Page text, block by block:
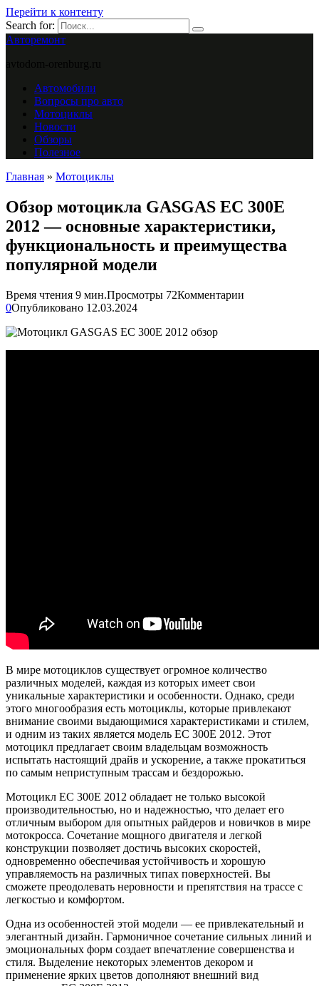
Перейти к контенту
Search for:
Авторемонт
Автомобили
Вопросы про авто
Мотоциклы
Новости
Обзоры
Полезное
Главная » Мотоциклы
Обзор мотоцикла GASGAS EC 300E
2012 — основные характеристики,
функциональность и преимущества
популярной модели
Время чтения 9 мин.Просмотры 72Комментарии
0Опубликовано 12.03.2024
В мире мотоциклов существует огромное количество
различных моделей, каждая из которых имеет свои
уникальные характеристики и особенности. Однако, среди
этого многообразия есть мотоциклы, которые привлекают
внимание своими выдающимися характеристиками и стилем,
и одним из таких является модель EC 300E 2012. Этот
мотоцикл предлагает своим владельцам возможность
испытать настоящий драйв и ускорение, а также прокатиться
по самым неприступным трассам и бездорожью.
Мотоцикл EC 300E 2012 обладает не только высокой
производительностью, но и надежностью, что делает его
отличным выбором для опытных райдеров и новичков в мире
мотокросса. Сочетание мощного двигателя и легкой
конструкции позволяет достичь высоких скоростей,
одновременно обеспечивая устойчивость и хорошую
управляемость на различных типах поверхностей. Вы
сможете преодолевать неровности и препятствия на трассе с
легкостью и комфортом.
Одна из особенностей этой модели — ее привлекательный и
элегантный дизайн. Гармоничное сочетание сильных линий и
эмоциональных форм создает впечатление совершенства и
стиля. Выделение некоторых элементов декором и
применение ярких цветов дополняют внешний вид